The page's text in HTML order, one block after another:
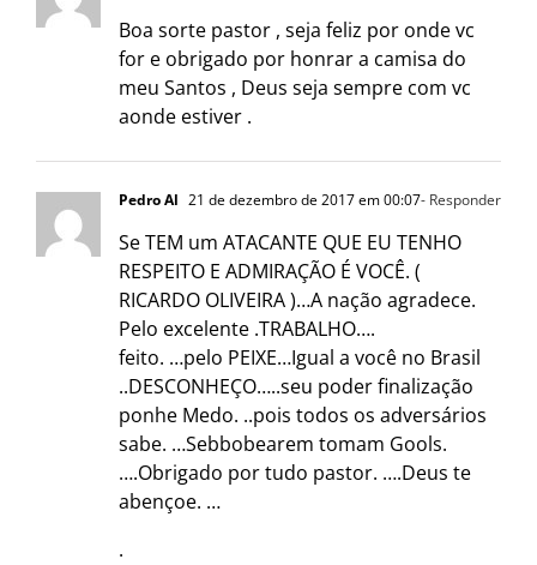
Boa sorte pastor , seja feliz por onde vc
for e obrigado por honrar a camisa do
meu Santos , Deus seja sempre com vc
aonde estiver .
Pedro Al 21 de dezembro de 2017 em 00:07- Responder
Se TEM um ATACANTE QUE EU TENHO
RESPEITO E ADMIRAÇÃO É VOCÊ. (
RICARDO OLIVEIRA )…A nação agradece.
Pelo excelente .TRABALHO….
feito. …pelo PEIXE…Igual a você no Brasil
..DESCONHEÇO…..seu poder finalização
ponhe Medo. ..pois todos os adversários
sabe. …Sebbobearem tomam Gools.
….Obrigado por tudo pastor. ….Deus te
abençoe. …
.